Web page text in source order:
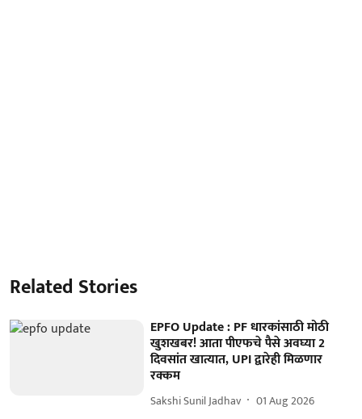
Related Stories
EPFO Update : PF धारकांसाठी मोठी
खुशखबर! आता पीएफचे पैसे अवघ्या 2
दिवसांत खात्यात, UPI द्वारेही मिळणार
रक्कम
Sakshi Sunil Jadhav 01 Aug 2026